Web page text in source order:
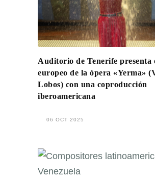
Auditorio de Tenerife presenta
europeo de la ópera «Yerma»
Lobos) con una coproducción
iberoamericana
06 OCT 2025